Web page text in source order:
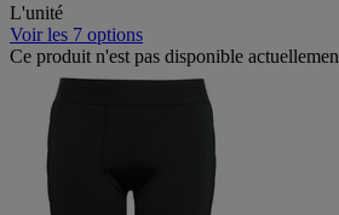
L'unité
Voir les 7 options
Ce produit n'est pas disponible